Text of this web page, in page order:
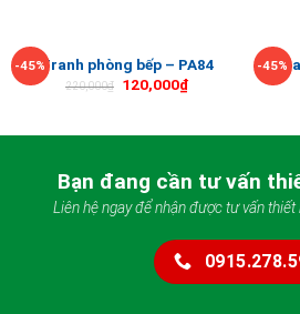
-45%Tranh phòng bếp – PA84
220,000₫ 120,000₫
-45%
Bạn đang cần tư vấn
Liên hệ ngay để nhận được tư vấn